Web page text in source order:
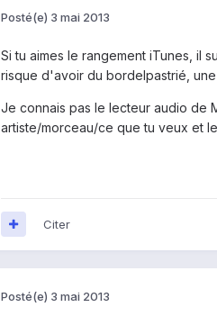
Posté(e) 3 mai 2013
Si tu aimes le rangement iTunes, il
risque d'avoir du bordelpastrié,
Je connais pas le lecteur audio de
artiste/morceau/ce que tu veux et
Citer
Posté(e) 3 mai 2013